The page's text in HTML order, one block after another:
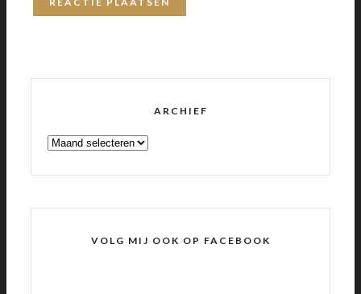
ARCHIEF
ARCHIEF
VOLG MIJ OOK OP FACEBOOK